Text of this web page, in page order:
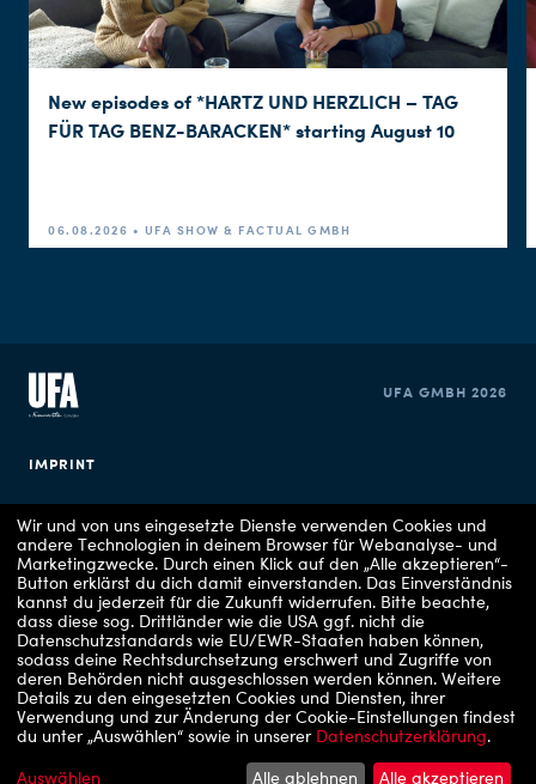
New episodes of *HARTZ UND HERZLICH – TAG
FÜR TAG BENZ-BARACKEN* starting August 10
06.08.2026 • UFA SHOW & FACTUAL GMBH
IMPRINT
COOKIE CONSENT
UFA GMBH 2026
Copyrights: 1 - RTL / Stefan Gregorowius, 2 - RTLZWEI / UFA Show & Factual, 3 - VOX
Fiction/Hans-Joachim Pfeiffer, 6 - Apple TV, 7 - RTLZWEI
Wir und von uns eingesetzte Dienste verwenden Cookies und
andere Technologien in deinem Browser für Webanalyse- und
Marketingzwecke. Durch einen Klick auf den „Alle akzeptieren“-
Button erklärst du dich damit einverstanden. Das Einverständnis
kannst du jederzeit für die Zukunft widerrufen. Bitte beachte,
dass diese sog. Drittländer wie die USA ggf. nicht die
Datenschutzstandards wie EU/EWR-Staaten haben können,
sodass deine Rechtsdurchsetzung erschwert und Zugriffe von
deren Behörden nicht ausgeschlossen werden können. Weitere
Details zu den eingesetzten Cookies und Diensten, ihrer
Verwendung und zur Änderung der Cookie-Einstellungen findest
du unter „Auswählen“ sowie in unserer Datenschutzerklärung.
Auswählen Alle ablehnen Alle akzeptieren